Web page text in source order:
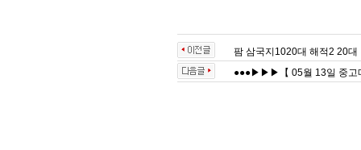
팜 삼국지1020대 해적2 20
●●●▶▶▶【 05월 13일 중